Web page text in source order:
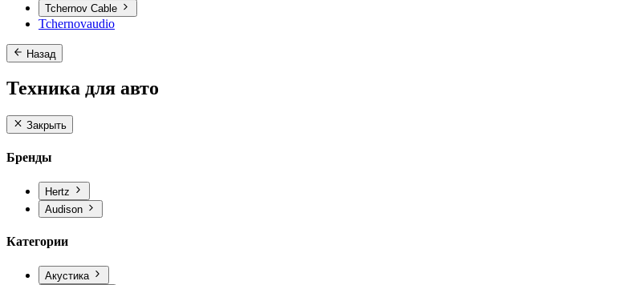
Tchernov Cable
Tchernovaudio
Назад
Техника для авто
Закрыть
Бренды
Hertz
Audison
Категории
Акустика